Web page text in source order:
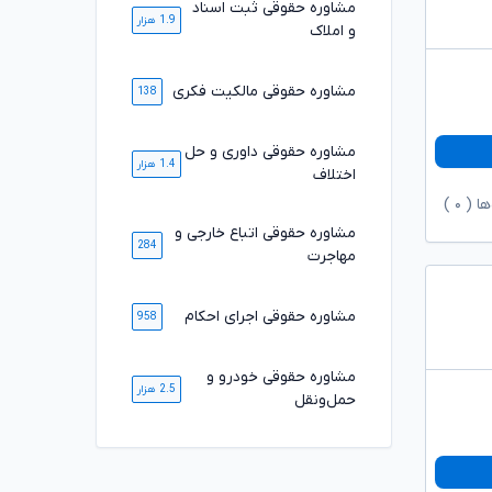
( ۰
مشاوره حقوقی ثبت اسناد
و املاک
1.9 هزار
مشاوره حقوقی مالکیت فکری 138
مشاوره حقوقی داوری و حل
اختلاف
1.4 هزار
مشاوره حقوقی اتباع خارجی و
مهاجرت
284
مشاوره حقوقی اجرای احکام 958
مشاوره حقوقی خودرو و
حمل‌ونقل
2.5 هزار